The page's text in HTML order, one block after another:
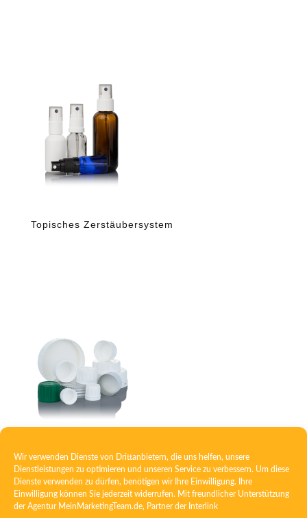
Wir verwenden Dienste von Drittanbietern, die uns helfen, unsere
Dienstleistungen zu optimieren und unseren Service zu verbessern. Um diese
Dienste verwenden zu dürfen, benötigen wir Ihre Einwilligung. Ihre
Einwilligung können Sie jederzeit widerrufen. Mit freundlicher Unterstützung
der Agentur MeinMarketingTeam.de, Partner der Interlink
Topisches Zerstäubersystem
Verschluss mit Schaumeinlage